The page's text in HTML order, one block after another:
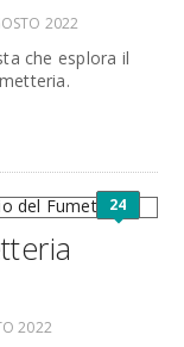
2022
che esplora il
24
2022